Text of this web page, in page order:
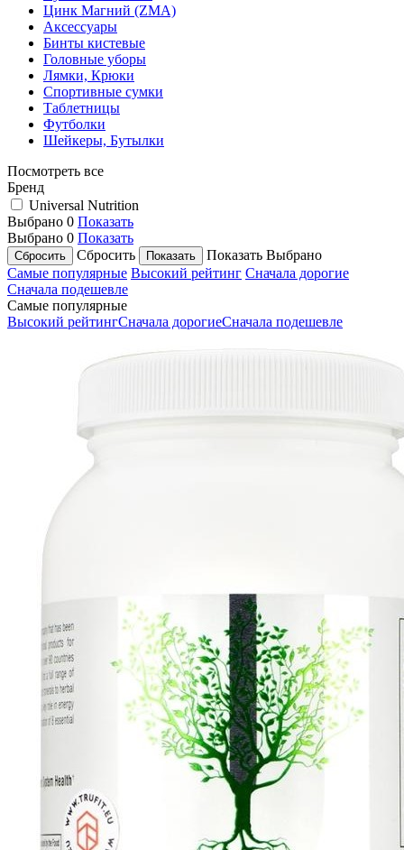
Цинк Магний (ZMA)
Аксессуары
Бинты кистевые
Головные уборы
Лямки, Крюки
Спортивные сумки
Таблетницы
Футболки
Шейкеры, Бутылки
Посмотреть все
Бренд
Universal Nutrition
Выбрано 0 Показать
Выбрано 0 Показать
Сбросить
Показать Выбрано
Самые популярные Высокий рейтинг Сначала дорогие
Сначала подешевле
Самые популярные
Высокий рейтингСначала дорогиеСначала подешевле